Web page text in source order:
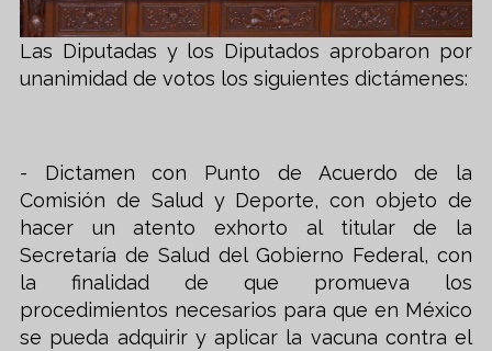
Las Diputadas y los Diputados aprobaron por
unanimidad de votos los siguientes dictámenes:
​- Dictamen con Punto de Acuerdo de la
Comisión de Salud y Deporte, con objeto de
hacer un atento exhorto al titular de la
Secretaría de Salud del Gobierno Federal, con
la finalidad de que promueva los
procedimientos necesarios para que en México
se pueda adquirir y aplicar la vacuna contra el